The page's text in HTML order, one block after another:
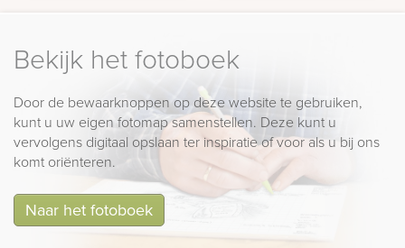
Bekijk het fotoboek
Door de bewaarknoppen op deze website te gebruiken,
kunt u uw eigen fotomap samenstellen. Deze kunt u
vervolgens digitaal opslaan ter inspiratie of voor als u bij ons
komt oriënteren.
Naar het fotoboek